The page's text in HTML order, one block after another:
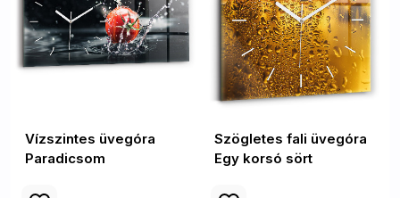
Vízszintes üvegóra
Paradicsom
Szögletes fali üvegóra
Egy korsó sört